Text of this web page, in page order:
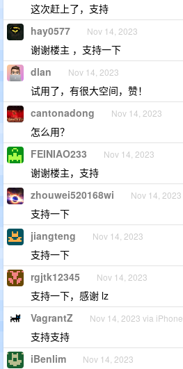
这次赶上了，支持
hay0577 Nov 14, 2023
谢谢楼主 ，支持一下
dlan Nov 14, 2023
试用了，有很大空间，赞！
cantonadong Nov 14, 2023
怎么用？
FEINIAO233 Nov 14, 2023
谢谢楼主，支持
zhouwei520168wi Nov 14, 2023
支持一下
jiangteng Nov 14, 2023
支持一下
rgjtk12345 Nov 14, 2023
支持一下，感谢 lz
VagrantZ Nov 14, 2023 via iPhone
支持支持
iBenlim Nov 14, 2023